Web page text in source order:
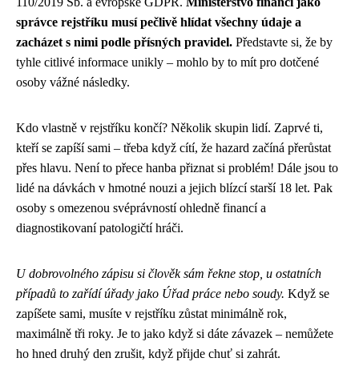
správce rejstříku musí pečlivě hlídat všechny údaje a
zacházet s nimi podle přísných pravidel. Představte si, že by
tyhle citlivé informace unikly – mohlo by to mít pro dotčené
osoby vážné následky.
Kdo vlastně v rejstříku končí? Několik skupin lidí. Zaprvé ti,
kteří se zapíší sami – třeba když cítí, že hazard začíná přerůstat
přes hlavu. Není to přece hanba přiznat si problém! Dále jsou to
lidé na dávkách v hmotné nouzi a jejich blízcí starší 18 let. Pak
osoby s omezenou svéprávností ohledně financí a
diagnostikovaní patologičtí hráči.
U dobrovolného zápisu si člověk sám řekne stop, u ostatních
případů to zařídí úřady jako Úřad práce nebo soudy. Když se
zapíšete sami, musíte v rejstříku zůstat minimálně rok,
maximálně tři roky. Je to jako když si dáte závazek – nemůžete
ho hned druhý den zrušit, když přijde chuť si zahrát.